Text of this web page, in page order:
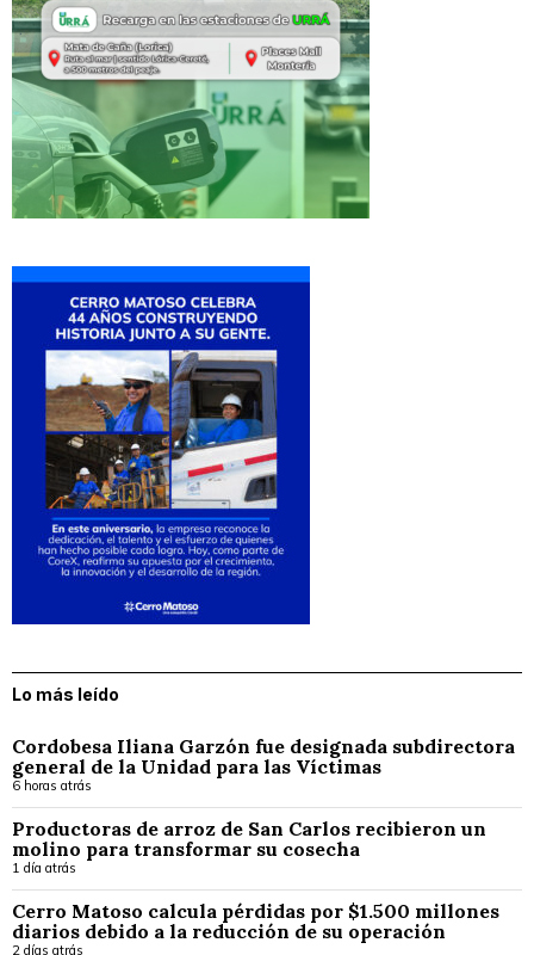
Lo más leído
Cordobesa Iliana Garzón fue designada subdirectora
general de la Unidad para las Víctimas
6 horas atrás
Productoras de arroz de San Carlos recibieron un
molino para transformar su cosecha
1 día atrás
Cerro Matoso calcula pérdidas por $1.500 millones
diarios debido a la reducción de su operación
2 días atrás